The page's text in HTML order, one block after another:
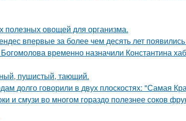
полезных овощей для организма.
впервые за более чем десять лет
временно назначили Константина
пушистый, тающий.
долго говорили в двух плоскостях: "Самая
и смузи во многом гораздо полезнее соков